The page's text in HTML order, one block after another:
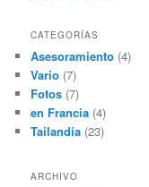
CATEGORÍAS
Asesoramiento (4)
Vario (7)
Fotos (7)
en Francia (4)
Tailandia (23)
ARCHIVO